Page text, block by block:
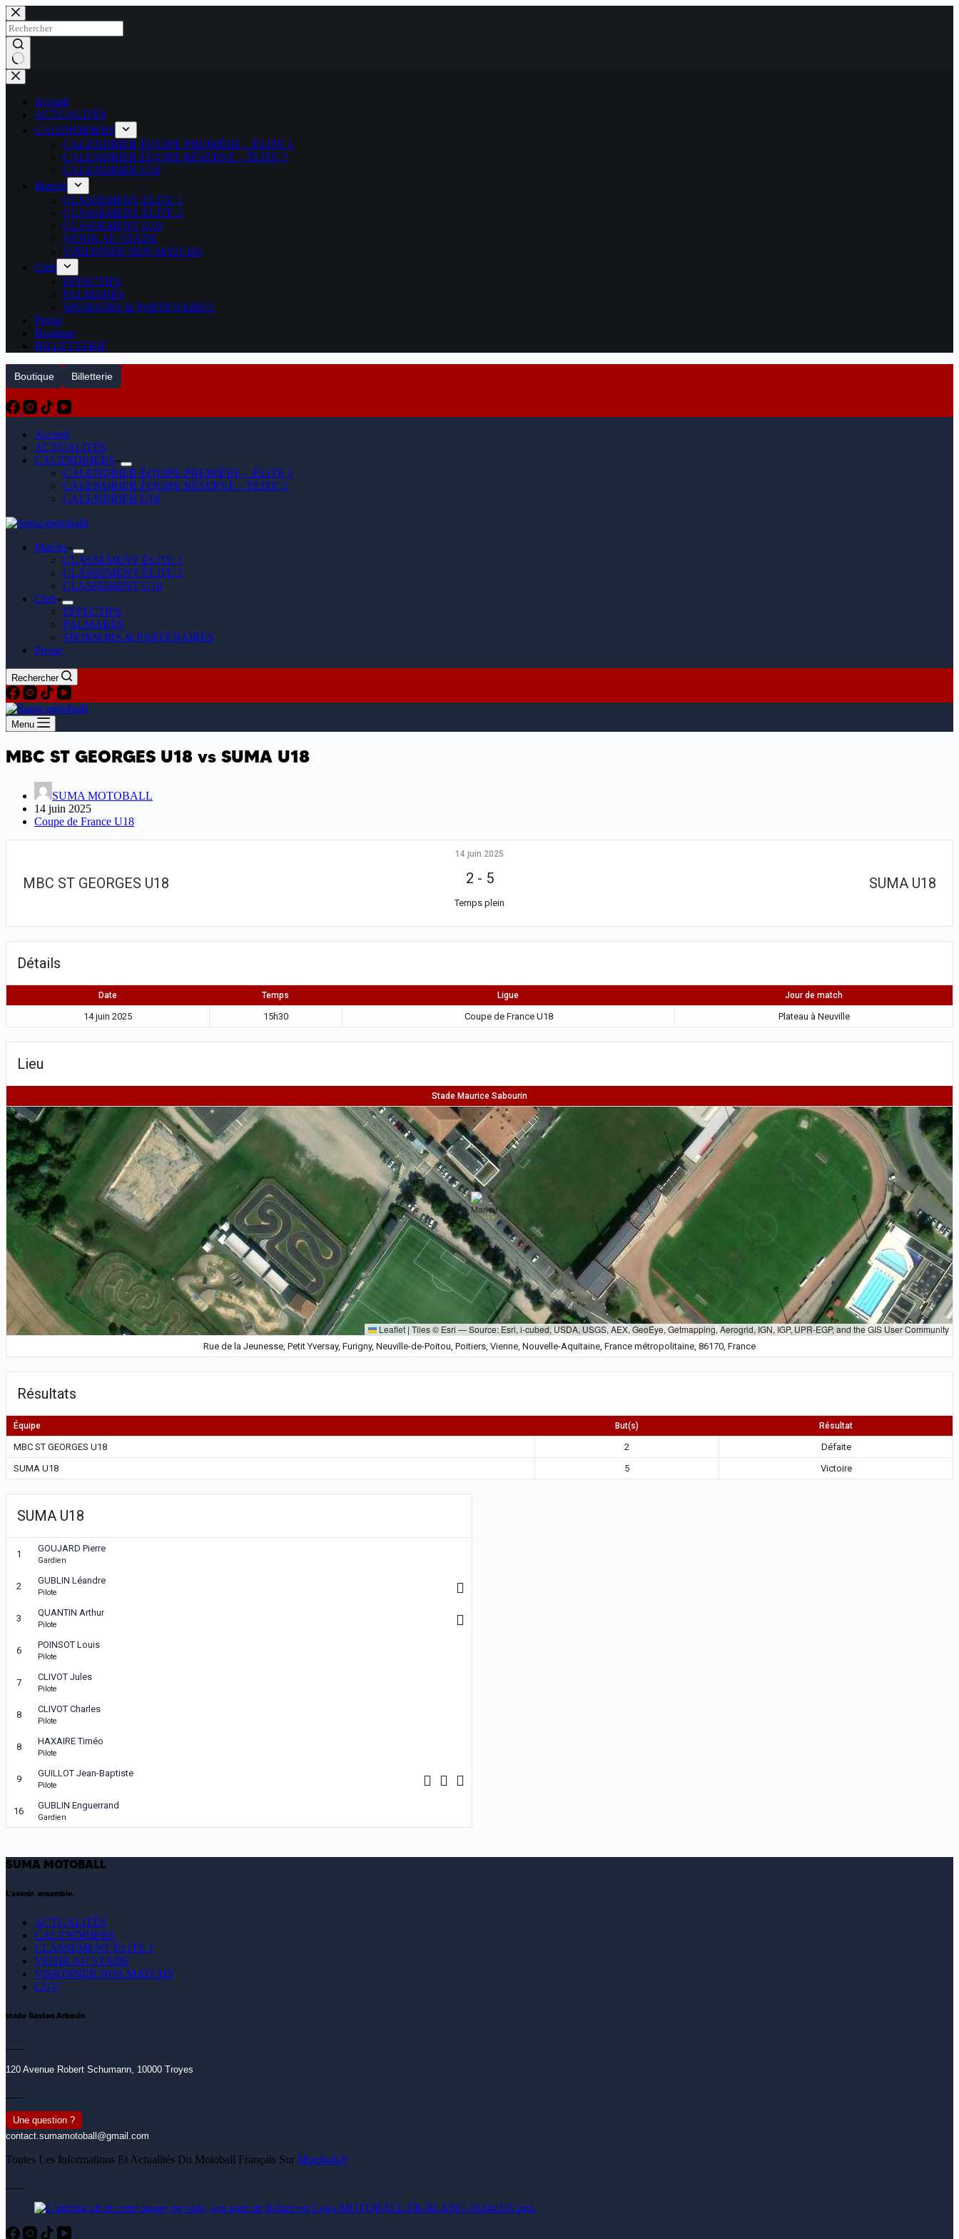
Passer
au
contenu
Aucun
résultat
Accueil
ACTUALITÉS
CALENDRIERS
CALENDRIER ÉQUIPE PREMIÈRE – ÉLITE 1
CALENDRIER ÉQUIPE RÉSERVE – ÉLITE 2
CALENDRIER U18
Matchs
CLASSEMENT ÉLITE 1
CLASSEMENT ÉLITE 2
CLASSEMENT U18
VENIR AU STADE
VISIONNER NOS MATCHS
Club
EFFECTIFS
PALMARÈS
SPONSORS & PARTENAIRES
Presse
Boutique
BILLETTERIE
Boutique Billetterie
Accueil
ACTUALITÉS
CALENDRIERS
CALENDRIER ÉQUIPE PREMIÈRE – ÉLITE 1
CALENDRIER ÉQUIPE RÉSERVE – ÉLITE 2
CALENDRIER U18
Matchs
CLASSEMENT ÉLITE 1
CLASSEMENT ÉLITE 2
CLASSEMENT U18
Club
EFFECTIFS
PALMARÈS
SPONSORS & PARTENAIRES
Presse
Rechercher
Menu
MBC ST GEORGES U18 vs SUMA U18
SUMA MOTOBALL
14 juin 2025
Coupe de France U18
MBC ST GEORGES U18 SUMA U18
14 juin 2025
2 - 5
Temps plein
Détails
Date Temps Ligue Jour de match
14 juin 2025 15h30 Coupe de France U18 Plateau à Neuville
Lieu
Stade Maurice Sabourin
Leaflet | Tiles © Esri — Source: Esri, i-cubed, USDA, USGS, AEX, GeoEye, Getmapping, Aerogrid, IGN, IGP, UPR-EGP, and the GIS User Community
Rue de la Jeunesse, Petit Yversay, Furigny, Neuville-de-Poitou, Poitiers, Vienne, Nouvelle-Aquitaine, France métropolitaine, 86170, France
Résultats
Équipe But(s) Résultat
MBC ST GEORGES U18 2
Défaite
SUMA U18
5 Victoire
SUMA U18
1
GOUJARD Pierre
Gardien
2
GUBLIN Léandre
Pilote
3
QUANTIN Arthur
Pilote
6
POINSOT Louis
Pilote
7
CLIVOT Jules
Pilote
8
CLIVOT Charles
Pilote
8
HAXAIRE Timéo
Pilote
9
GUILLOT Jean-Baptiste
Pilote
16
GUBLIN Enguerrand
Gardien
SUMA MOTOBALL
L'avenir, ensemble.
ACTUALITÉS
CALENDRIERS
CLASSEMENT ÉLITE 1
VENIR AU STADE
VISIONNER NOS MATCHS
CGV
stade Gaston Arbouin
120 Avenue Robert Schumann, 10000 Troyes
Une question ?
contact.sumamotoball@gmail.com
Toutes Les Informations Et Actualités Du Motoball Français Sur Motoball.fr